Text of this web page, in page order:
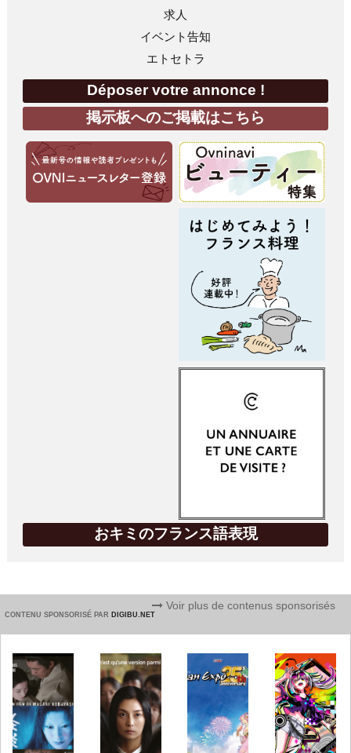
求人
イベント告知
エトセトラ
Déposer votre annonce !
掲示板へのご掲載はこちら
おキミのフランス語表現
CONTENU SPONSORISÉ PAR DIGIBU.NET
Voir plus de contenus sponsorisés